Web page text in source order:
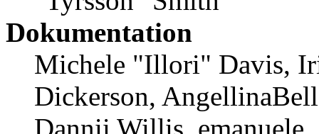
Dokumentation
Michele "Illori" Davis,
Dickerson,
Dannii Willis, emanuele,